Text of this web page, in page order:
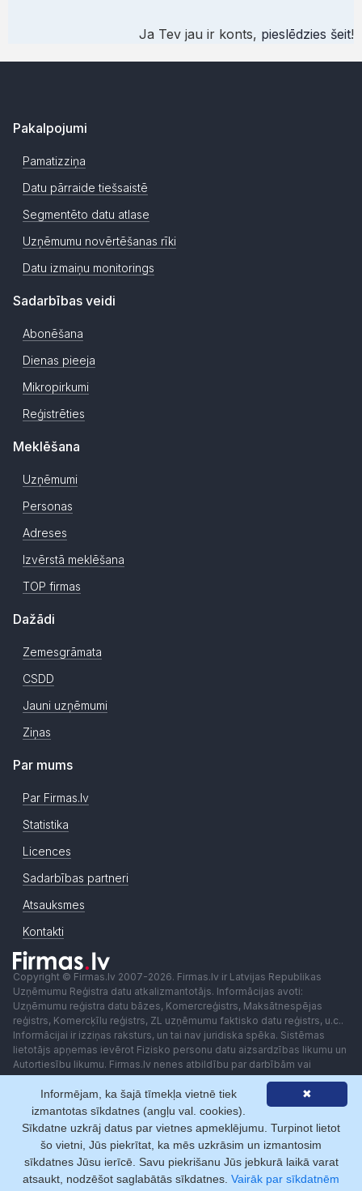
Ja Tev jau ir konts, pieslēdzies šeit!
Pakalpojumi
Pamatizziņa
Datu pārraide tiešsaistē
Segmentēto datu atlase
Uzņēmumu novērtēšanas rīki
Datu izmaiņu monitorings
Sadarbības veidi
Abonēšana
Dienas pieeja
Mikropirkumi
Reģistrēties
Meklēšana
Uzņēmumi
Personas
Adreses
Izvērstā meklēšana
TOP firmas
Dažādi
Zemesgrāmata
CSDD
Jauni uzņēmumi
Ziņas
Par mums
Par Firmas.lv
Statistika
Licences
Sadarbības partneri
Atsauksmes
Kontakti
Copyright © Firmas.lv 2007-2026. Firmas.lv ir Latvijas Republikas
Uzņēmumu Reģistra datu atkalizmantotājs. Informācijas avoti:
Uzņēmumu reģistra datu bāzes, Komercreģistrs, Maksātnespējas
reģistrs, Komercķīlu reģistrs, ZL uzņēmumu faktisko datu reģistrs, u.c..
Informācijai ir izziņas raksturs, un tai nav juridiska spēka. Sistēmas
lietotājs apņemas ievērot Fizisko personu datu aizsardzības likumu un
Autortiesību likumu. Firmas.lv nenes atbildību par darbībām vai
lēmumiem, kas balstīti uz saņemto pakalpojumu. Lietotājam aizliegts
izmantot jebkādas automatizētas sistēmas vai iekārtas (robotus)
piekļuvei sistēmai bez rakstiskas saskaņošanas ar Firmas.lv. Galvenā
redaktore: Ingūna Pempere.
Lietošanas noteikumi
Privātuma politika Norēķini ar
✖
Informējam, ka šajā tīmekļa vietnē tiek
izmantotas sīkdatnes (angļu val. cookies).
Sīkdatne uzkrāj datus par vietnes apmeklējumu. Turpinot lietot
šo vietni, Jūs piekrītat, ka mēs uzkrāsim un izmantosim
sīkdatnes Jūsu ierīcē. Savu piekrišanu Jūs jebkurā laikā varat
atsaukt, nodzēšot saglabātās sīkdatnes. Vairāk par sīkdatnēm